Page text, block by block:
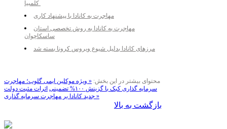
مهاجرت به کانادا با پیشنهاد کاری
مهاجرت به کانادا به روش تخصصی استان
ساسکاچوان
مرزهای کانادا بدلیل شیوع ویروس کرونا بسته شد
محتوای بیشتر در این بخش: « ویژه موکلین ایمی گلوب؛ مهاجرت
سرمایه گذاری کبک با گزینش ۱۰۰% تضمینی
اثرات مثبت دولت
جدید کانادا بر مهاجرت سرمایه گذاری »
بازگشت به بالا